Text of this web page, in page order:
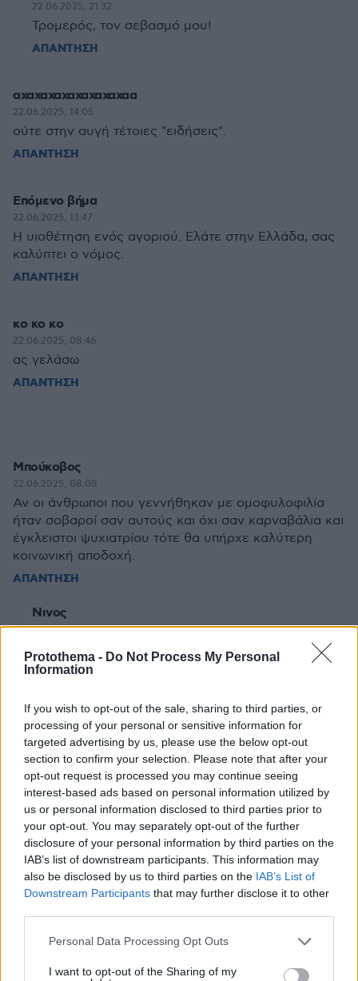
Protothema - Do Not Process My Personal
Information
If you wish to opt-out of the sale, sharing to third parties, or
processing of your personal or sensitive information for
targeted advertising by us, please use the below opt-out
section to confirm your selection. Please note that after your
opt-out request is processed you may continue seeing
interest-based ads based on personal information utilized by
us or personal information disclosed to third parties prior to
your opt-out. You may separately opt-out of the further
disclosure of your personal information by third parties on the
IAB’s list of downstream participants. This information may
also be disclosed by us to third parties on the IAB’s List of
Downstream Participants that may further disclose it to other
Please note that this website/app uses one or more Google
not limited to your visit or usage behaviour. You may click to
Personal Data Processing Opt Outs
I want to opt-out of the Sharing of my
22.06.2025, 21:32
Τρομερός, τον σεβασμό μου!
ΑΠΑΝΤΗΣΗ
αχαχαχαχαχαχαχαχαα
22.06.2025, 14:05
ούτε στην αυγή τέτοιες "ειδήσεις".
ΑΠΑΝΤΗΣΗ
Επόμενο βήμα
22.06.2025, 13:47
Η υιοθέτηση ενός αγοριού. Ελάτε στην Ελλάδα, σας
καλύπτει ο νόμος.
ΑΠΑΝΤΗΣΗ
κο κο κο
22.06.2025, 08:46
ας γελάσω
ΑΠΑΝΤΗΣΗ
Μπούκοβος
22.06.2025, 08:08
Αν οι άνθρωποι που γεννήθηκαν με ομοφυλοφιλία
ήταν σοβαροί σαν αυτούς και όχι σαν καρναβάλια και
έγκλειστοι ψυχιατρίου τότε θα υπήρχε καλύτερη
κοινωνική αποδοχή.
ΑΠΑΝΤΗΣΗ
Νινος
22.06.2025, 12:45
Δεν γεννήθηκαν ομοφυλόφιλοι και μην λέτε
βλακείες.
Μαργαρίτα.
21.06.2025, 22:14
Να ζήσουν. Και οι δύο είναι ωραίοι
ΑΠΑΝΤΗΣΗ
Καμένη
21.06.2025, 22:27
Μπριζόλα
ΑΠΑΝΤΗΣΗ
ΦΟΡΤΩΣΗ ΠΕΡΙΣΣΟΤΕΡΩΝ ΣΧΟΛΙΩΝ